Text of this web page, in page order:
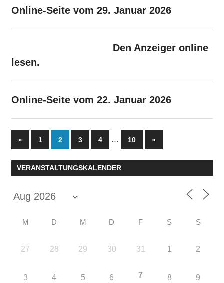
Online-Seite vom 29. Januar 2026
Den Anzeiger online
lesen.
Online-Seite vom 22. Januar 2026
Seitennummerierung
der
Beiträge
«Vorherige
Beiträge
1 2 3 4 … 10
Nächste
Beiträge
»
VERANSTALTUNGSKALENDER
M D M D F S S
27 28 29 30 31 1 2
3 4 5 6 7 8 9